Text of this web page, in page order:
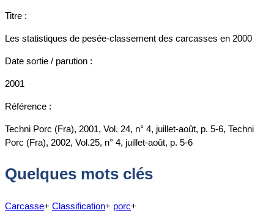
Titre :
Les statistiques de pesée-classement des carcasses en 2000
Date sortie / parution :
2001
Référence :
Techni Porc (Fra), 2001, Vol. 24, n° 4, juillet-août, p. 5-6, Techni
Porc (Fra), 2002, Vol.25, n° 4, juillet-août, p. 5-6
Quelques mots clés
Carcasse+ Classification+ porc+